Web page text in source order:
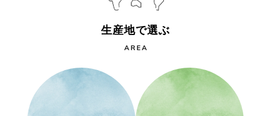
生産地で選ぶ